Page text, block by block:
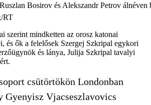
Bosirov és Alekszandr Petrov
RT
szerint mindketten az orosz katonai
és ők a felelősek Szergej Szkripal egykori
és lánya, Julija Szkripal tavalyi
csütörtökön Londonban
Gyenyisz Vjacseszlavovics